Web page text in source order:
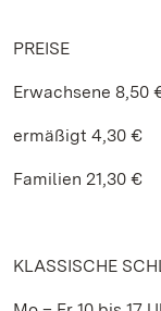
PREISE
Erwachsene 8,50
ermäßigt 4,30 €
Familien 21,30 €
KLASSISCHE